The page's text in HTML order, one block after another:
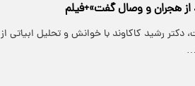
از هجران و وصال گفت»+فیلم
رشید کاکاوند با خوانش و تحلیل ابیاتی از